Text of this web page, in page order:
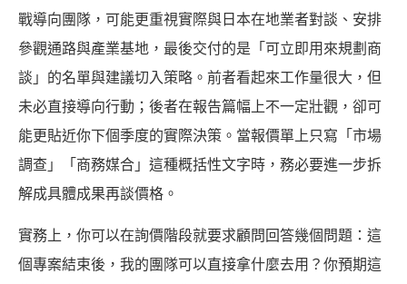
戰導向團隊，可能更重視實際與日本在地業者對談、安排
參觀通路與產業基地，最後交付的是「可立即用來規劃商
談」的名單與建議切入策略。前者看起來工作量很大，但
未必直接導向行動；後者在報告篇幅上不一定壯觀，卻可
能更貼近你下個季度的實際決策。當報價單上只寫「市場
調查」「商務媒合」這種概括性文字時，務必要進一步拆
解成具體成果再談價格。
實務上，你可以在詢價階段就要求顧問回答幾個問題：這
個專案結束後，我的團隊可以直接拿什麼去用？你預期這